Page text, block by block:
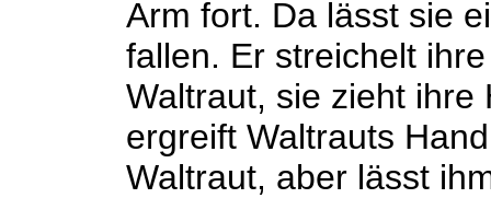
Arm fort. Da lässt sie
fallen. Er streichelt
Waltraut, sie zieht ihre
ergreift Waltrauts
Waltraut, aber lässt